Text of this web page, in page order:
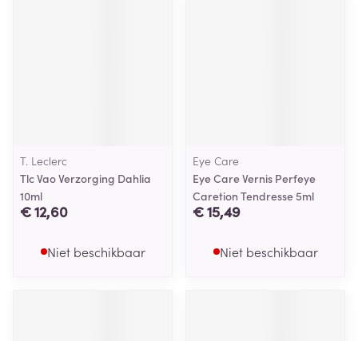
T. Leclerc
Tlc Vao Verzorging Dahlia
10ml
€ 12,60
Niet beschikbaar
Eye Care
Eye Care Vernis Perfeye
Caretion Tendresse 5ml
€ 15,49
Niet beschikbaar